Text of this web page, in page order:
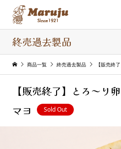
終売過去製品
商品一覧 終売過去製品 【販売終
【販売終了】とろ～り
マヨ
Sold Out